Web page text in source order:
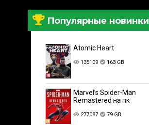
Популярные новинки
Atomic Heart
135109 163 GB
Marvel’s Spider-Man
Remastered на пк
277087 79 GB